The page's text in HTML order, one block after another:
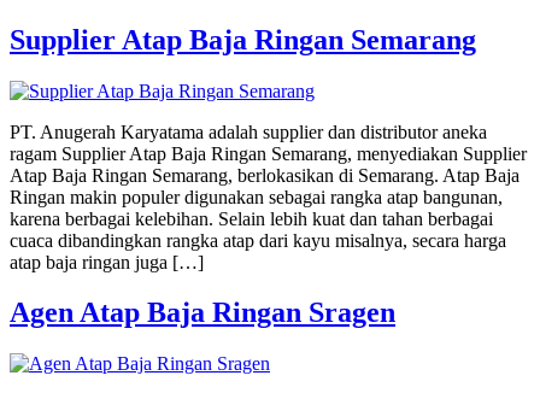
Supplier Atap Baja Ringan Semarang
PT. Anugerah Karyatama adalah supplier dan distributor aneka
ragam Supplier Atap Baja Ringan Semarang, menyediakan Supplier
Atap Baja Ringan Semarang, berlokasikan di Semarang. Atap Baja
Ringan makin populer digunakan sebagai rangka atap bangunan,
karena berbagai kelebihan. Selain lebih kuat dan tahan berbagai
cuaca dibandingkan rangka atap dari kayu misalnya, secara harga
atap baja ringan juga […]
Agen Atap Baja Ringan Sragen